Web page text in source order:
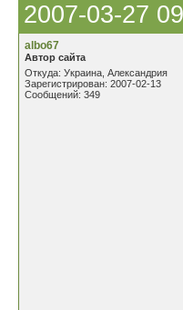
2007-03-27
albo67
Автор сайта
Откуда: Украина, Александрия
Зарегистрирован: 2007-02-13
Сообщений: 349